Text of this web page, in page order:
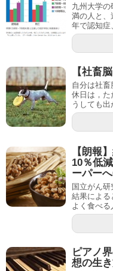
九州大学
満の人と、
年で認知症
【社畜
自分は社
休日は，た
うしても
【朗報
10％低
ーパーへ
国立がん
結果による
よく食べ
ピアノ
想の生